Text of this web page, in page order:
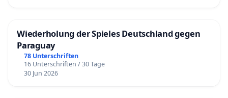
Wiederholung der Spieles Deutschland gegen
Paraguay
78 Unterschriften
16 Unterschriften / 30 Tage
30 Jun 2026